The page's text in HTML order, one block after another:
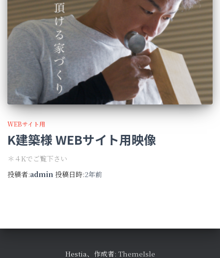
WEBサイト用
K建築様 WEBサイト用映像
＊４Kでご覧下さい
投稿者:admin 投稿日時:2年前
Hestia、作成者: ThemeIsle